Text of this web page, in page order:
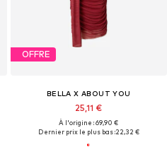
OFFRE
BELLA X ABOUT YOU
25,11 €
À l'origine : 69,90 €
Dernier prix le plus bas :22,32 €